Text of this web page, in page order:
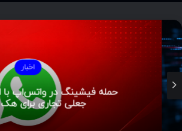
اخبار
حمله فیشینگ در واتس‌اپ با
جعلی تجاری برای هک